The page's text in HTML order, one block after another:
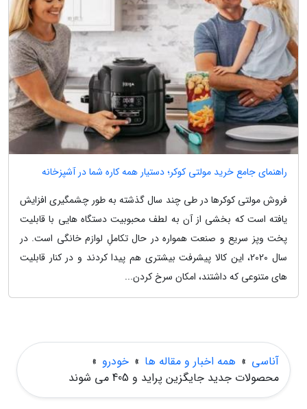
راهنمای جامع خرید مولتی کوکر؛ دستیار همه کاره شما در آشپزخانه
فروش مولتی کوکرها در طی چند سال گذشته به طور چشمگیری افزایش
یافته است که بخشی از آن به لطف محبوبیت دستگاه هایی با قابلیت
پخت وپز سریع و صنعت همواره در حال تکاملِ لوازم خانگی است. در
سال 2020، این کالا پیشرفت بیشتری هم پیدا کردند و در کنار قابلیت
های متنوعی که داشتند، امکان سرخ کردن...
آناسی » همه اخبار و مقاله ها » خودرو »
محصولات جدید جایگزین پراید و 405 می شوند